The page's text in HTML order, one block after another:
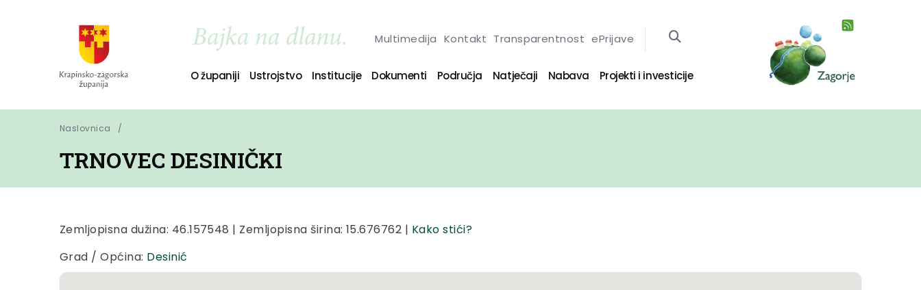
Multimedija Kontakt Transparentnost ePrijave
O županiji Ustrojstvo Institucije Dokumenti Područja Natječaji Nabava Projekti i investicije
Naslovnica
TRNOVEC DESINIČKI
Zemljopisna dužina: 46.157548 | Zemljopisna širina: 15.676762 | Kako stići?
Grad / Općina: Desinić